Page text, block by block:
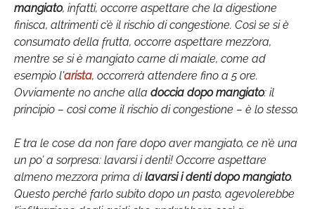
mangiato, infatti, occorre aspettare che la digestione
finisca, altrimenti c’è il rischio di congestione. Così se si è
consumato della frutta, occorre aspettare mezz’ora,
mentre se si è mangiato carne di maiale, come ad
esempio l'arista, occorrerà attendere fino a 5 ore.
Ovviamente no anche alla doccia dopo mangiato: il
principio – così come il rischio di congestione – è lo stesso.
E tra le cose da non fare dopo aver mangiato, ce n’è una
un po’ a sorpresa: lavarsi i denti! Occorre aspettare
almeno mezzora prima dilavarsi i denti dopo mangiato.
Questo perché farlo subito dopo un pasto, agevolerebbe